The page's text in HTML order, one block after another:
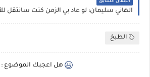
المقال السابق
الهاني سليمان: لو عاد بي الزمن كنت سانتقل
الطبخ
هل اعجبك الموضوع :